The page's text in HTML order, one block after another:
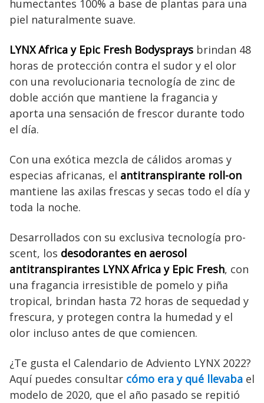
humectantes 100% a base de plantas para una
piel naturalmente suave.
LYNX Africa y Epic Fresh Bodysprays brindan 48
horas de protección contra el sudor y el olor
con una revolucionaria tecnología de zinc de
doble acción que mantiene la fragancia y
aporta una sensación de frescor durante todo
el día.
Con una exótica mezcla de cálidos aromas y
especias africanas, el antitranspirante roll-on
mantiene las axilas frescas y secas todo el día y
toda la noche.
Desarrollados con su exclusiva tecnología pro-
scent, los desodorantes en aerosol
antitranspirantes LYNX Africa y Epic Fresh, con
una fragancia irresistible de pomelo y piña
tropical, brindan hasta 72 horas de sequedad y
frescura, y protegen contra la humedad y el
olor incluso antes de que comiencen.
¿Te gusta el Calendario de Adviento LYNX 2022?
Aquí puedes consultar cómo era y qué llevaba el
modelo de 2020, que el año pasado se repitió